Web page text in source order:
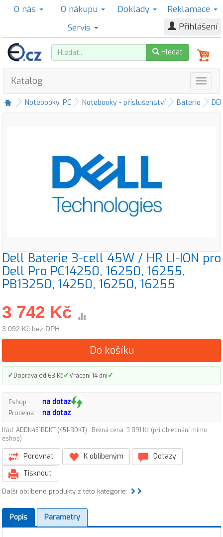
O nás O nákupu Doklady
Reklamace
Servis
Přihlášení
Hledat
Katalog
Notebooky, PC Notebooky - příslušenství Baterie
Dell Baterie 3-cell 45W / HR LI-ION pro
Dell Pro PC14250, 16250, 16255,
PB13250, 14250, 16250, 16255
3 742 Kč
3 092 Kč bez DPH
Do košíku
✓Doprava od 63 Kč✓Vrácení 14 dní✓
Eshop: na dotaz
Prodejna: na dotaz
Kód: ADDN451BDKT (451-BDKT)
Běžná cena: 3 891 Kč (při objednání mimo
eshop)
Porovnat K oblíbeným
Dotazy
Tisknout
Další oblíbené produkty z této kategorie:
Popis Parametry